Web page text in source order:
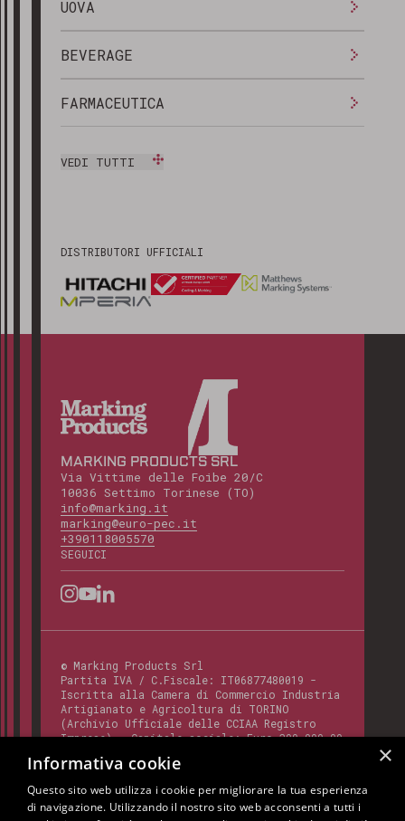
UOVA
BEVERAGE
FARMACEUTICA
VEDI TUTTI
DISTRIBUTORI UFFICIALI
MARKING PRODUCTS SRL
Via Vittime delle Foibe 20/C
10036 Settimo Torinese (TO)
info@marking.it
marking@euro-pec.it
+390118005570
SEGUICI
© Marking Products Srl
Partita IVA / C.Fiscale: IT06877480019 -
Iscritta alla Camera di Commercio Industria
Artigianato e Agricoltura di TORINO
(Archivio Ufficiale delle CCIAA Registro
Imprese) - Capitale sociale: Euro 300.000,00
×
Informativa cookie
Questo sito web utilizza i cookie per migliorare la tua esperienza
di navigazione. Utilizzando il nostro sito web acconsenti a tutti i